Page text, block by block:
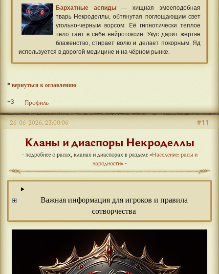
Бархатные аспиды— хищная змееподобная
тварь Некроделлы, обтянутая поглощающим свет
угольно-черным ворсом. Её гипнотически теплое
тело таит в себе нейротоксин. Укус дарит жертве
блаженство, стирает волю и делает покорным. Яд
используется в дорогой медицине и на чёрном рынке.
* вернуться к оглавлению
+3 Профиль
#11
26-06-2026, 23:00:06
Кланы и диаспоры Некроделлы
- подробнее о расах, кланах и диаспорах в разделе «Население: расы и
народности» -
Важная информация для игроков и правила
сотворчества